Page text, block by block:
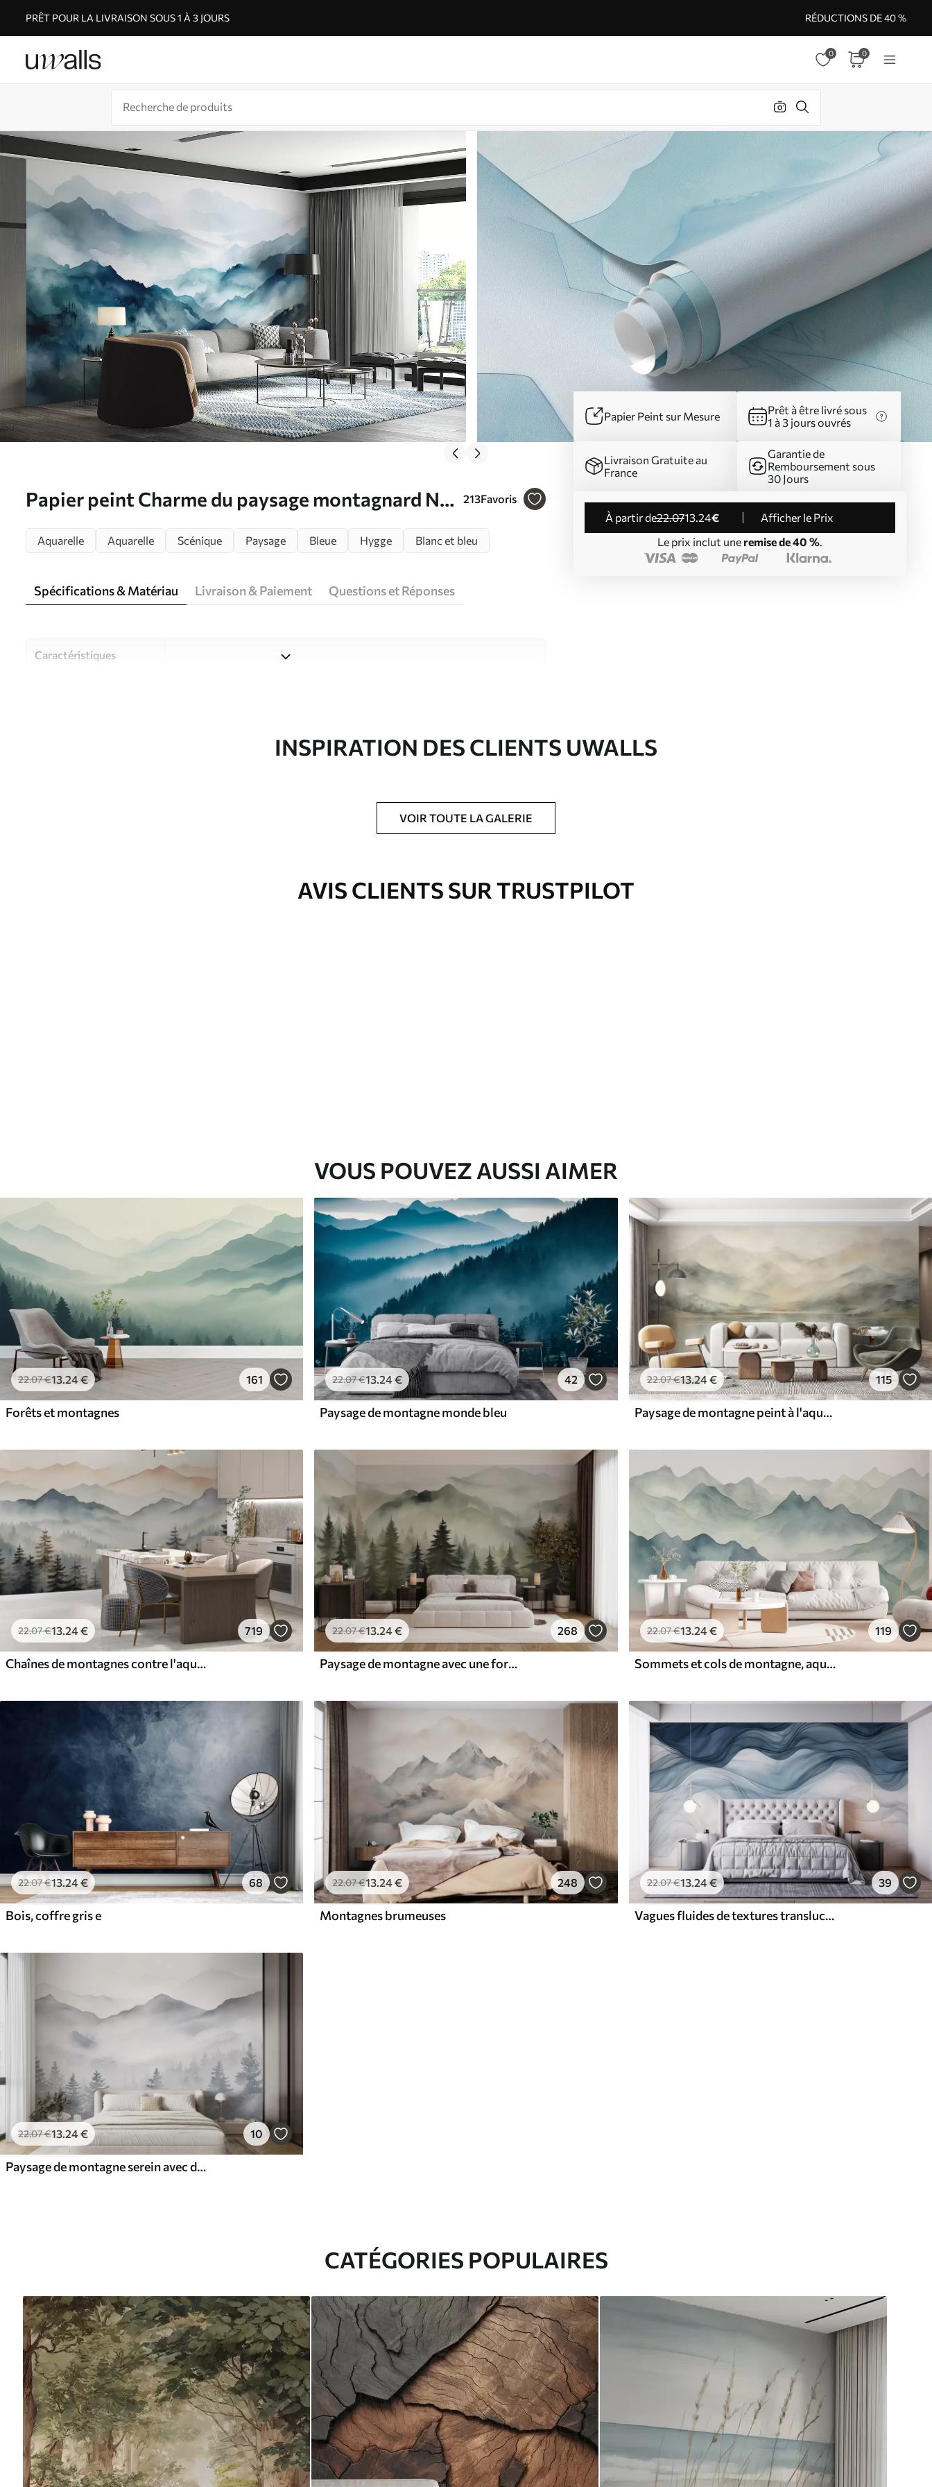
PRÊT POUR LA LIVRAISON SOUS 1 À 3 JOURS RÉDUCTIONS DE 40 %
0 0
Papier peint Charme du paysage montagnard N°
213Favoris
Papier Peint sur Mesure
Prêt à être livré sous
1 à 3 jours ouvrés
Livraison Gratuite au
France
Garantie de
Remboursement sous
30 Jours
à partir de22.0713.24€
Afficher le Prix
Le prix inclut une remise de 40 %.
Aquarelle Aquarelle Scénique Paysage Bleue Hygge Blanc et bleu
Spécifications & Matériau Livraison & Paiement Questions et Réponses
Caractéristiques
Studio de design Uwalls
Vernis protecteur et/ou colle pour papier peint disponibles.
INSPIRATION DES CLIENTS UWALLS
VOIR TOUTE LA GALERIE
AVIS CLIENTS SUR TRUSTPILOT
VOUS POUVEZ AUSSI AIMER
22.07€13 .24€ 161
Forêts et montagnes
22.07€13 .24€ 42
Paysage de montagne monde bleu
22.07€13.24€ 115
Paysage de montagne peint à l'aquarelle
22.07€13.24€ 719
Chaînes de montagnes contre l'aquarelle de la forêt
22.07€13.24€ 268
Paysage de montagne avec une forêt de pins et des montagnes étagées à l'aube avec un léger brouillard aquarelle imitation art
22.07€13.24€ 119
Sommets et cols de montagne, aquarelle, paysage, paysage, bleu, couleur grise
22.07€13 .24€ 68
Bois, coffre gris e
22.07€13 .24€ 248
Montagnes brumeuses
22.07€13.24€ 39
Vagues fluides de textures translucides dans les tons de bleu foncé, bleu clair et blanc sur un fond clair
22.07€13.24€ 10
Paysage de montagne serein avec des forêts brumeuses dans des tons gris et bleus doux
CATÉGORIES POPULAIRES